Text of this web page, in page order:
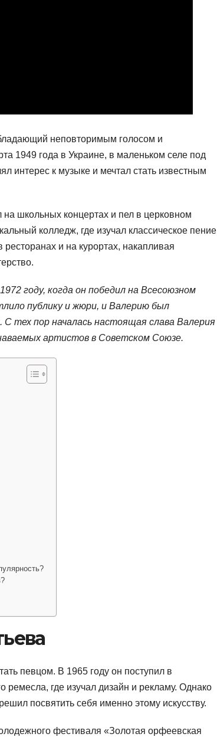
неповторимым голосом и
1949 года в Украине, в маленьком селе под
интерес к музыке и мечтал стать известным
на школьных концертах и пел в церковном
колледж, где изучал классическое пение
и на курортах, накапливая
году, когда он победил на Всесоюзном
публику и жюри, и Валерию был
тех пор началась настоящая слава Валерия
артистов в Советском Союзе.
певцом. В 1965 году он поступил в
ремесла, где изучал дизайн и рекламу. Однако
посвятить себя именно этому искусству.
фестиваля «Золотая орфеевская